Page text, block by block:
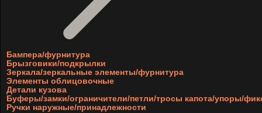
Бампера/фурнитура
Брызговики/подкрылки
Зеркала/зеркальные элементы/фурнитура
Элементы облицовочные
Детали кузова
Буферы/замки/ограничители/петли/тросы капота/упоры/
Ручки наружные/принадлежности